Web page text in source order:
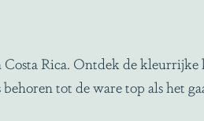
Rica. Ontdek de
tot de ware top als het